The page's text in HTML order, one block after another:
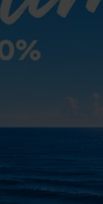
de